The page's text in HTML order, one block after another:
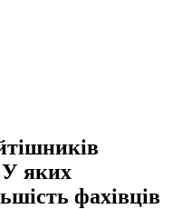
У яких
фахівців